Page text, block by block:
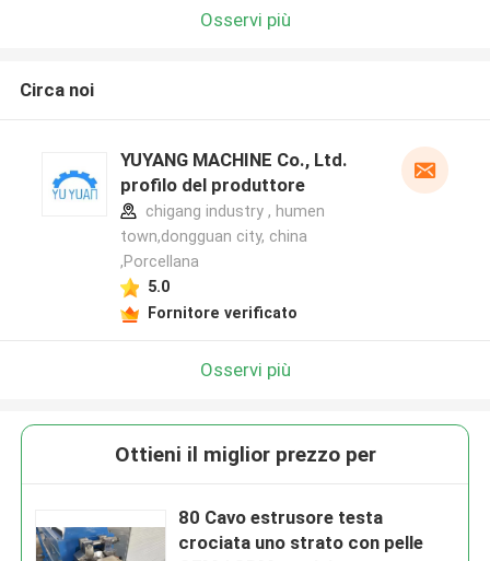
Osservi più
Circa noi
YUYANG MACHINE Co., Ltd.
profilo del produttore
chigang industry , humen
town,dongguan city, china
,Porcellana
5.0
Fornitore verificato
Osservi più
Ottieni il miglior prezzo per
80 Cavo estrusore testa
crociata uno strato con pelle